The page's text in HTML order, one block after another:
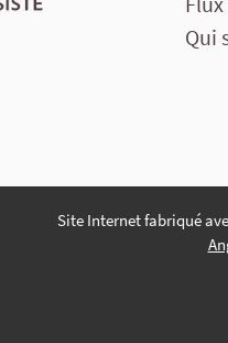
Qui
Site Internet fabriqué